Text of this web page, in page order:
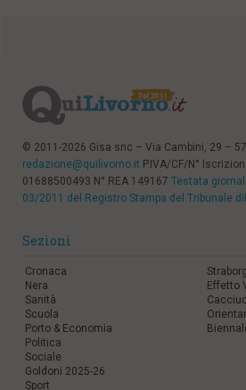
© 2011-2026 Gisa snc – Via Cambini, 29 –
redazione@quilivorno.it P.IVA/CF/N°
01688500493 N° REA 149167 Testata
03/2011 del Registro Stampa del Tribunale
Sezioni
Cronaca
Nera
Sanità
Scuola
Porto & Economia
Politica
Sociale
Goldoni 2025-26
Sport
Effetto